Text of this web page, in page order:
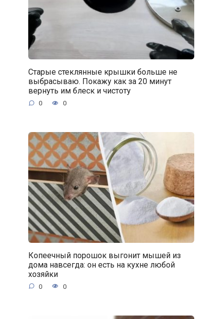
Старые стеклянные крышки больше не
выбрасываю. Покажу как за 20 минут
вернуть им блеск и чистоту
0 0
Копеечный порошок выгонит мышей из
дома навсегда: он есть на кухне любой
хозяйки
0 0